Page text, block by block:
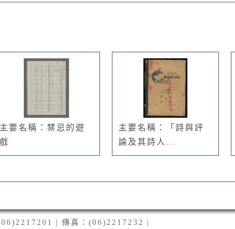
主要名稱：禁忌的遊
戲
主要名稱：「詩與評
論及其詩人...
| 傳真：(06)2217232 |